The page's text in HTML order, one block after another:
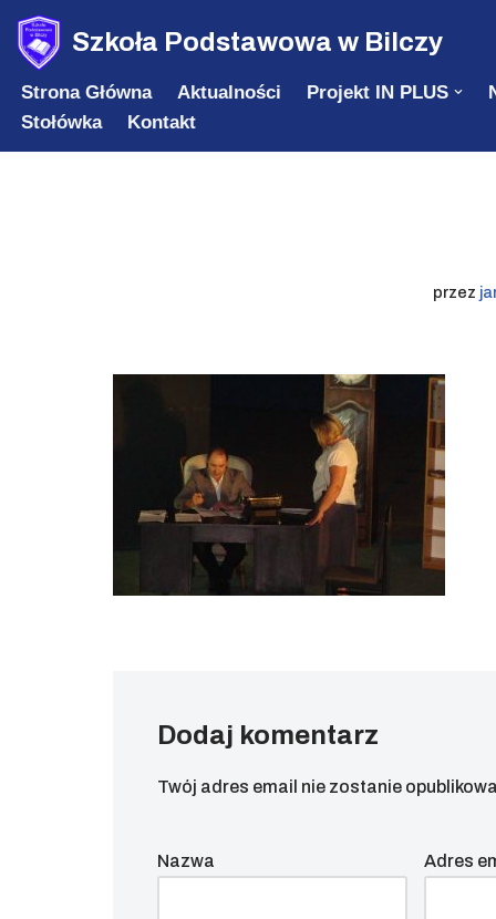
Przejdź
do
treści
Szkoła Podstawowa w Bilczy
Strona Główna Aktualności Projekt IN PLUS
Stołówka
Kontakt
przez
Dodaj komentarz
Twój adres email nie zostanie
Nazwa Adres